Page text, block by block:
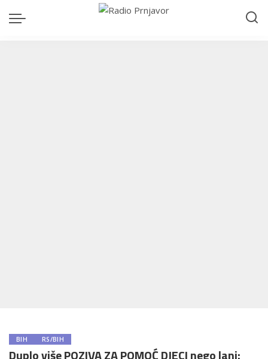
BIH RS/BIH
Duplo više POZIVA ZA POMOĆ DJECI nego lani: